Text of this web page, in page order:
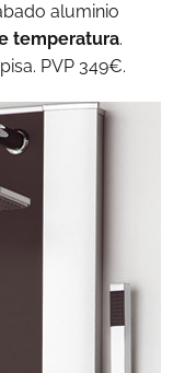
aluminio
temperatura.
PVP 349€.